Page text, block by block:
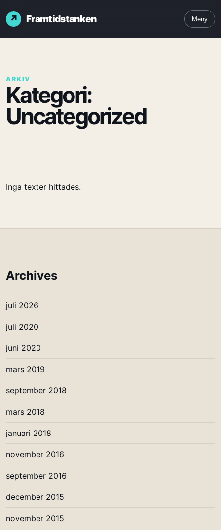
Framtidstanken Meny
ARKIV
Kategori:
Uncategorized
Inga texter hittades.
Archives
juli 2026
juli 2020
juni 2020
mars 2019
september 2018
mars 2018
januari 2018
november 2016
september 2016
december 2015
november 2015